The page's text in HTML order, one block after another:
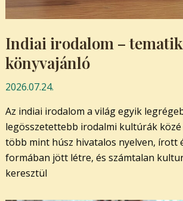
Indiai irodalom –
könyvajánló
2026.07.24.
Az indiai irodalom a világ egyik
legösszetettebb irodalmi kultúrák
több mint húsz hivatalos nyelven, írott
formában jött létre, és számtalan
keresztül